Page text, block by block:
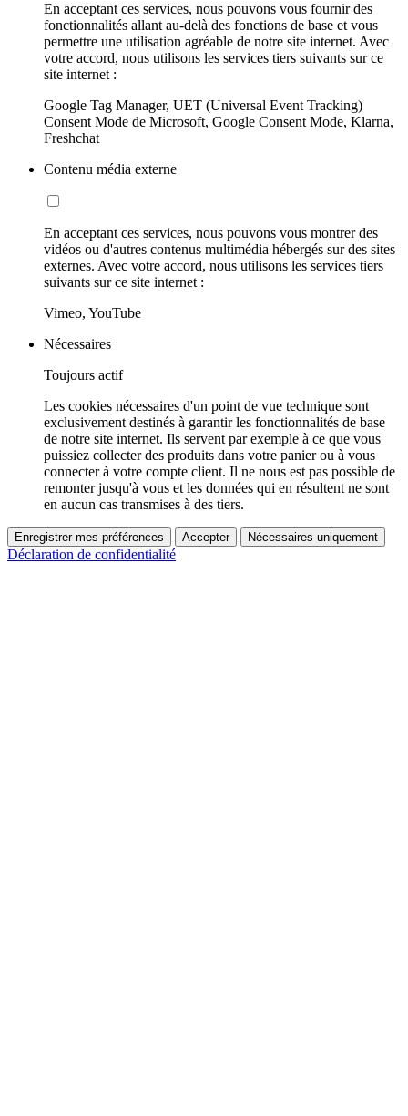
En acceptant ces services, nous pouvons vous fournir des
fonctionnalités allant au-delà des fonctions de base et vous
permettre une utilisation agréable de notre site internet. Avec
votre accord, nous utilisons les services tiers suivants sur ce
site internet :
Google Tag Manager, UET (Universal Event Tracking)
Consent Mode de Microsoft, Google Consent Mode, Klarna,
Freshchat
Contenu média externe
En acceptant ces services, nous pouvons vous montrer des
vidéos ou d'autres contenus multimédia hébergés sur des sites
externes. Avec votre accord, nous utilisons les services tiers
suivants sur ce site internet :
Vimeo, YouTube
Nécessaires
Toujours actif
Les cookies nécessaires d'un point de vue technique sont
exclusivement destinés à garantir les fonctionnalités de base
de notre site internet. Ils servent par exemple à ce que vous
puissiez collecter des produits dans votre panier ou à vous
connecter à votre compte client. Il ne nous est pas possible de
remonter jusqu'à vous et les données qui en résultent ne sont
en aucun cas transmises à des tiers.
Enregistrer mes préférences Accepter Nécessaires uniquement
Déclaration de confidentialité